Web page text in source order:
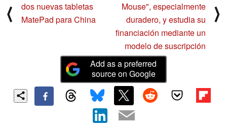
⟨
dos nuevas tabletas
MatePad para China
Mouse", especialmente
duradero, y estudia su
financiación mediante un
modelo de suscripción
⟩
Add as a preferred
source on Google